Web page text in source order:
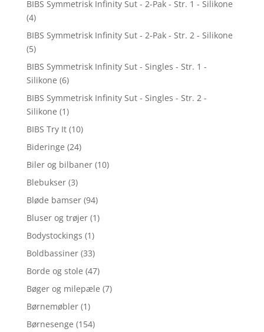
BIBS Symmetrisk Infinity Sut - 2-Pak - Str. 1 - Silikone
(4)
BIBS Symmetrisk Infinity Sut - 2-Pak - Str. 2 - Silikone
(5)
BIBS Symmetrisk Infinity Sut - Singles - Str. 1 -
Silikone (6)
BIBS Symmetrisk Infinity Sut - Singles - Str. 2 -
Silikone (1)
BIBS Try It (10)
Bideringe (24)
Biler og bilbaner (10)
Blebukser (3)
Bløde bamser (94)
Bluser og trøjer (1)
Bodystockings (1)
Boldbassiner (33)
Borde og stole (47)
Bøger og milepæle (7)
Børnemøbler (1)
Børnesenge (154)